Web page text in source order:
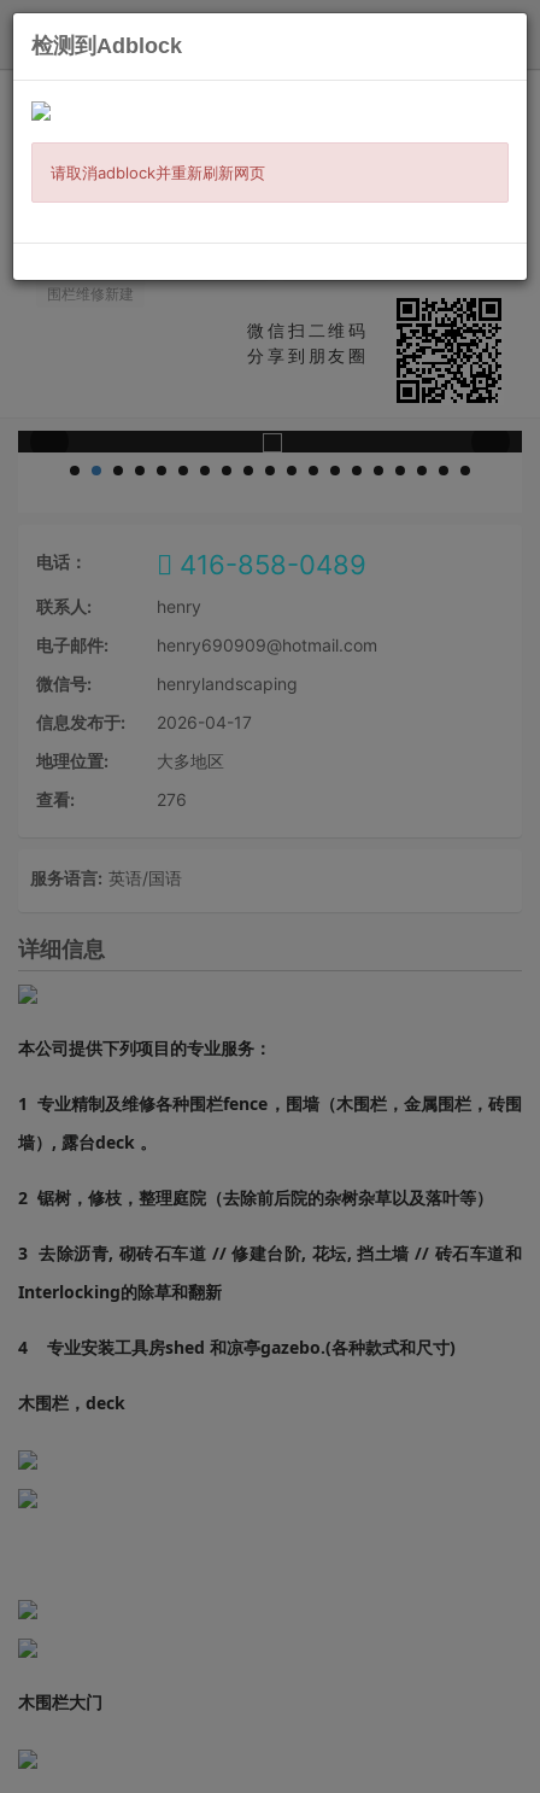
春风园艺 <<精制围栏露台/专做车道/锯
树>>
围栏扶手
防雨棚 铁艺安装维修 凉亭
围栏翻新
围栏维修新建
微信扫二维码
分享到朋友圈
电话： 416-858-0489
联系人:
henry
电子邮件:
henry690909@hotmail.com
微信号:
henrylandscaping
信息发布于:
2026-04-17
地理位置:
大多地区
查看:
276
服务语言: 英语/国语
详细信息
本公司提供下列项目的专业服务：
1 专业精制及维修各种围栏fence，围墙（木围栏，金属围栏，砖围
墙）, 露台deck 。
2 锯树，修枝，整理庭院（去除前后院的杂树杂草以及落叶等）
3 去除沥青, 砌砖石车道 // 修建台阶, 花坛, 挡土墙 // 砖石车道和
Interlocking的除草和翻新
4 专业安装工具房shed 和凉亭gazebo.(各种款式和尺寸)
木围栏，deck
木围栏大门
检测到Adblock
请取消adblock并重新刷新网页